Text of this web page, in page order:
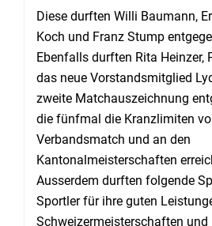
Diese durften Willi Baumann,
Koch und Franz Stump
Ebenfalls durften Rita Heinzer,
das neue Vorstandsmitglied
zweite Matchauszeichnung
die fünfmal die Kranzlimiten
Verbandsmatch und an den
Kantonalmeisterschaften
Ausserdem durften folgende
Sportler für ihre guten
Schweizermeisterschaften und